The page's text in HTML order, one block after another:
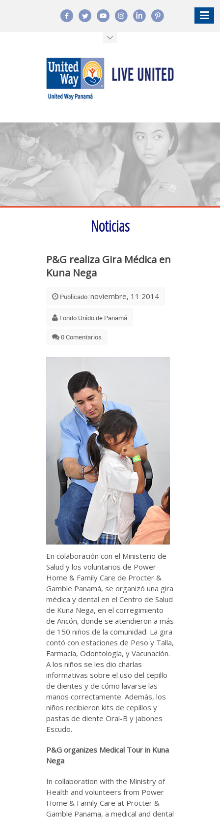
Noticias
P&G realiza Gira Médica en
Kuna Nega
Publicado: noviembre, 11 2014
Fondo Unido de Panamá
0 Comentarios
En colaboración con el Ministerio de
Salud y los voluntarios de Power
Home & Family Care de Procter &
Gamble Panamá, se organizó una gira
médica y dental en el Centro de Salud
de Kuna Nega, en el corregimiento
de Ancón, donde se atendieron a más
de 150 niños de la comunidad. La gira
contó con estaciones de Peso y Talla,
Farmacia, Odontología, y Vacunación.
A los niños se les dio charlas
informativas sobre el uso del cepillo
de dientes y de cómo lavarse las
manos correctamente. Además, los
niños recibieron kits de cepillos y
pastas de diente Oral-B y jabones
Escudo.
P&G organizes Medical Tour in Kuna
Nega
In collaboration with the Ministry of
Health and volunteers from Power
Home & Family Care at Procter &
Gamble Panama, a medical and dental